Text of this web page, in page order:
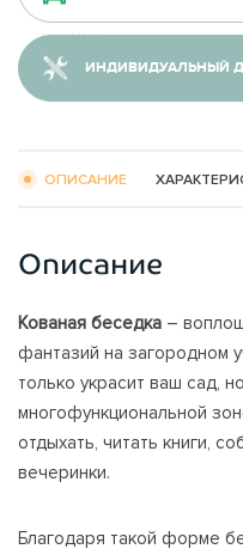
ИНДИВИДУАЛЬНЫЙ
ОПИСАНИЕ
Описание
Кованая беседка –
фантазий на загородном
только украсит ваш сад,
многофункциональной
отдыхать, читать книги,
вечеринки.
Благодаря такой форме